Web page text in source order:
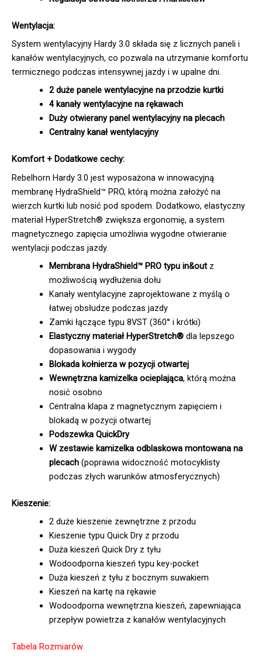
Wentylacja:
System wentylacyjny Hardy 3.0 składa się z licznych paneli i
kanałów wentylacyjnych, co pozwala na utrzymanie komfortu
termicznego podczas intensywnej jazdy i w upalne dni.
2 duże panele wentylacyjne na przodzie kurtki
4 kanały wentylacyjne na rękawach
Duży otwierany panel wentylacyjny na plecach
Centralny kanał wentylacyjny
Komfort + Dodatkowe cechy:
Rebelhorn Hardy 3.0 jest wyposażona w innowacyjną
membranę HydraShield™ PRO, którą można założyć na
wierzch kurtki lub nosić pod spodem. Dodatkowo, elastyczny
materiał HyperStretch® zwiększa ergonomię, a system
magnetycznego zapięcia umożliwia wygodne otwieranie
wentylacji podczas jazdy.
Membrana HydraShield™ PRO typu in&outz
możliwością wydłużenia dołu
Kanały wentylacyjne zaprojektowane z myślą o
łatwej obsłudze podczas jazdy
Zamki łączące typu 8VST (360° i krótki)
Elastyczny materiał HyperStretch®dla lepszego
dopasowania i wygody
Blokada kołnierza w pozycji otwartej
Wewnętrzna kamizelka ocieplająca, którą można
nosić osobno
Centralna klapa z magnetycznym zapięciem i
blokadą w pozycji otwartej
Podszewka QuickDry
W zestawie kamizelka odblaskowa montowana na
plecach (poprawia widoczność motocyklisty
podczas złych warunków atmosferycznych)
Kieszenie:
2 duże kieszenie zewnętrzne z przodu
Kieszenie typu Quick Dry z przodu
Duża kieszeń Quick Dry z tyłu
Wodoodporna kieszeń typu key-pocket
Duża kieszeń z tyłu z bocznym suwakiem
Kieszeń na kartę na rękawie
Wodoodporna wewnętrzna kieszeń, zapewniająca
przepływ powietrza z kanałów wentylacyjnych
Tabela Rozmiarów